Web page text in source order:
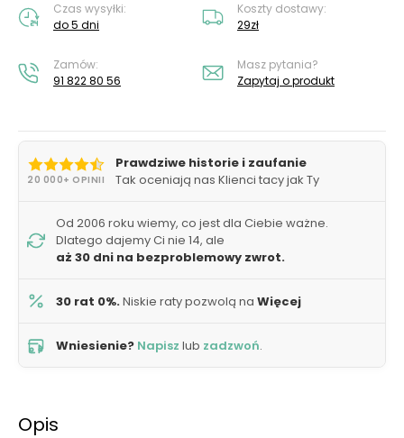
Czas wysyłki:
do 5 dni
Koszty dostawy:
29zł
Zamów:
91 822 80 56
Masz pytania?
Zapytaj o produkt
20 000+ OPINII
Prawdziwe historie i zaufanie
Tak oceniają nas Klienci tacy jak Ty
Od 2006 roku wiemy, co jest dla Ciebie ważne.
Dlatego dajemy Ci nie 14, ale
aż 30 dni na bezproblemowy zwrot.
30 rat 0%.Niskie raty pozwolą na Więcej
Wniesienie? Napisz lub zadzwoń.
Opis